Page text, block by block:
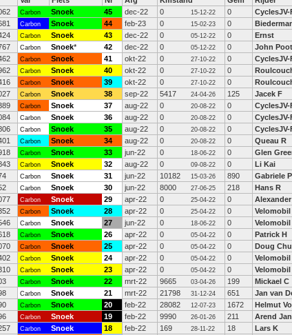
Carbon Snoek 45 dec-22 0 15-12-22 0
Carbon Snoek 44 feb-23 0 15-02-23 0
Carbon Snoek 43 dec-22 0 05-12-22 0 Ernst
Carbon Snoek* 42 dec-22 0 05-12-22 0 John Poot
Carbon Snoek 41 okt-22 0 27-10-22 0
Carbon Snoek 40 okt-22 0 27-10-22 0
Carbon Snoek 39 okt-22 0 27-10-22 0
Carbon Snoek 38 sep-22 5417 24-04-26 125 Jacek F
Carbon Snoek 37 aug-22 0 20-08-22 0
Carbon Snoek 36 aug-22 0 20-08-22 0
Carbon Snoek 35 aug-22 0 20-08-22 0
Carbon Snoek 34 aug-22 0 20-08-22 0 Queau R
Carbon Snoek 33 jun-22 0 18-06-22 0 Glen
Carbon Snoek 32 aug-22 0 09-08-22 0 Li Kai
Carbon Snoek 31 jun-22 10182 15-03-26 890 Gabriele
Carbon Snoek 30 jun-22 8000 27-06-25 218 Hans R
Carbon Snoek 29 apr-22 0 25-04-22 0
Carbon Snoek 28 apr-22 0 25-04-22 0 Velomobil
Carbon Snoek 27 jun-22 0 18-06-22 0 Velomobil
Carbon Snoek 26 apr-22 0 05-04-22 0 Patrick H
Carbon Snoek 25 apr-22 0 05-04-22 0 Doug
Carbon Snoek 24 apr-22 0 05-04-22 0 Velomobil
Carbon Snoek 23 apr-22 0 05-04-22 0 Velomobil
Carbon Snoek 22 mrt-22 9665 03-04-26 199 Mickael C
Carbon Snoek 21 mrt-22 21798 31-12-24 651 Jan van
Carbon Snoek 20 feb-22 28082 12-07-23 1672 Helmut
Carbon Snoek 19 feb-22 9990 26-01-26 211 Arend
Carbon Snoek 18 feb-22 169 28-11-22 18 Lars K